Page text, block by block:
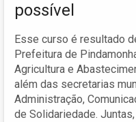
possível
Esse curso é resultado
Prefeitura de
Agricultura e
além das secretarias
Administração,
de Solidariedade.